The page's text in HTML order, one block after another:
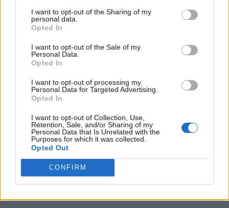
I want to opt-out of the Sharing of my
personal data.
Opted In
I want to opt-out of the Sale of my
Personal Data.
Opted In
I want to opt-out of processing my
Personal Data for Targeted Advertising.
Opted In
I want to opt-out of Collection, Use,
Retention, Sale, and/or Sharing of my
Personal Data that Is Unrelated with the
Purposes for which it was collected.
Opted Out
CONFIRM
Agresywne oblężenie i kontrola wizji
decydujących mapach LYON udowodniło, że potrafi
rywala i bezbłędne odcinanie wizji wokół celów
mapowych nie pozwoliły TSW na powtórzenie
agresywnych zagrań z wcześniejszej fazy meczu.
Co zdecydowało o sukcesie LYON na
MSI 2026?
Choć eksperci na całym świecie podkreślają, że seria
była niezwykle chaotyczna i pełna błędów z obu stron,
LYONposiadało dwa kluczowe atuty, które
przeważyły szalę zwycięstwa na ich korzyść.